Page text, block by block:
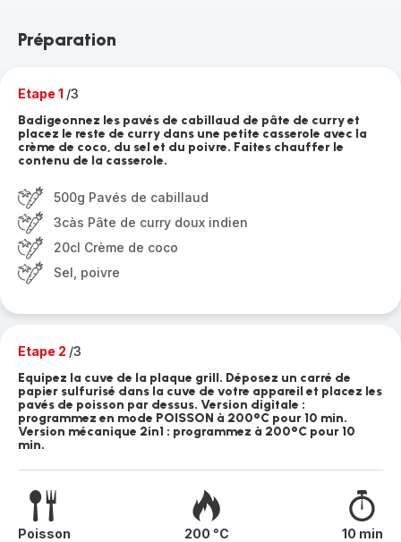
Préparation
Etape 1 /3
Badigeonnez les pavés de cabillaud de pâte de curry et
placez le reste de curry dans une petite casserole avec la
crème de coco, du sel et du poivre. Faites chauffer le
contenu de la casserole.
500g Pavés de cabillaud
3càs Pâte de curry doux indien
20cl Crème de coco
Sel, poivre
Etape 2 /3
Equipez la cuve de la plaque grill. Déposez un carré de
papier sulfurisé dans la cuve de votre appareil et placez les
pavés de poisson par dessus. Version digitale :
programmez en mode POISSON à 200°C pour 10 min.
Version mécanique 2in1 : programmez à 200°C pour 10
min.
Poisson 200 °C 10 min